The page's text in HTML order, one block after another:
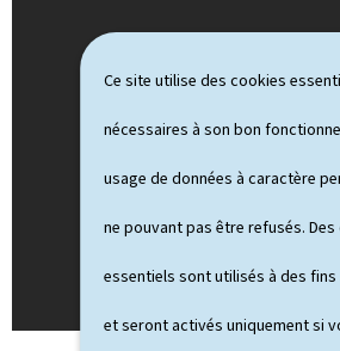
Ce site utilise des cookies
nécessaires à son bon
usage de données à caractère
ne pouvant pas être refusés.
essentiels sont utilisés à des
et seront activés uniquement si